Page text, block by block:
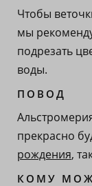
Чтобы
мы
подрезать
воды.
ПОВОД
прекрасно
рождения,
КОМУ